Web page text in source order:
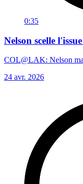
0:35
Nelson scelle
COL@LAK: Nelson
24 avr. 2026